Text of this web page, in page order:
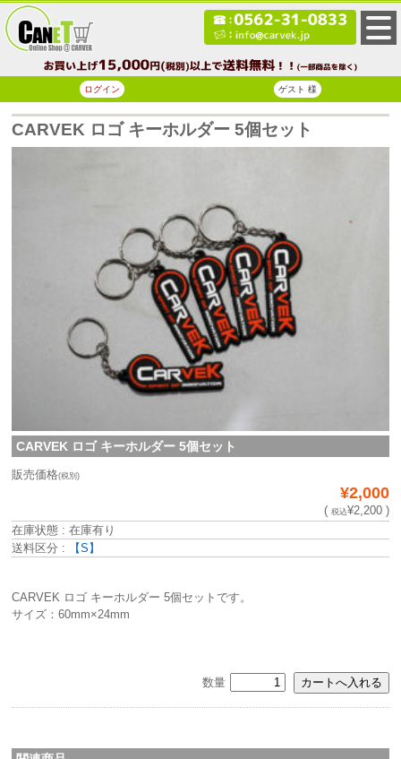
ログイン ゲスト 様
CARVEK ロゴ キーホルダー 5個セット
CARVEK ロゴ キーホルダー 5個セット
販売価格(税別)
¥2,000
( 税込¥2,200 )
在庫状態 : 在庫有り
送料区分 :
【S】
CARVEK ロゴ キーホルダー 5個セットです。
サイズ：60mm×24mm
数量